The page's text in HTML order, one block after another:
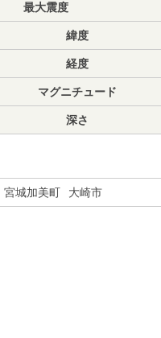
最大震度
緯度
経度
マグニチュード
深さ
宮城加美町 大崎市